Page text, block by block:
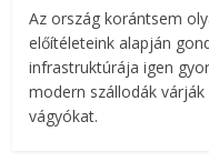
Az ország korántsem
előítéleteink alapján
infrastruktúrája igen
modern szállodák várják
vágyókat.